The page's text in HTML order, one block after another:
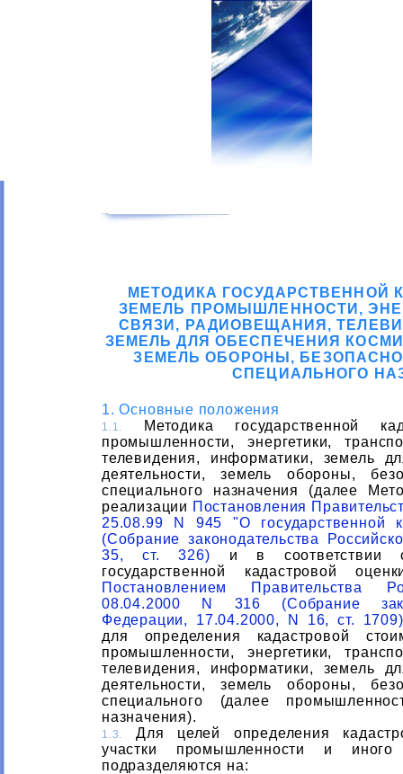
МЕТОДИКА ГОСУДАРСТВЕННОЙ
ЗЕМЕЛЬ ПРОМЫШЛЕННОСТИ,
СВЯЗИ, РАДИОВЕЩАНИЯ,
ЗЕМЕЛЬ ДЛЯ ОБЕСПЕЧЕНИЯ
ЗЕМЕЛЬ ОБОРОНЫ,
СПЕЦИАЛЬНОГО
1. Основные положения
1.1.
Методика государственной
промышленности, энергетики,
телевидения, информатики, земель
деятельности, земель обороны,
специального назначения (далее
реализации Постановления
25.08.99 N 945 "О государственной
(Собрание законодательства
35, ст. 326) и в соответствии
государственной кадастровой
Постановлением Правительства
08.04.2000 N 316 (Собрание
Федерации, 17.04.2000, N 16, ст. 1709)
для определения кадастровой
промышленности, энергетики,
телевидения, информатики, земель
деятельности, земель обороны,
специального (далее
назначения).
1.3.
Для целей определения
участки промышленности и иного
подразделяются на: